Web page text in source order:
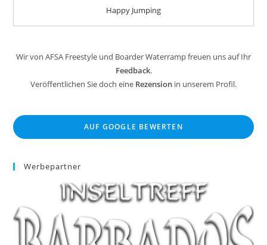
Happy Jumping
Wir von AFSA Freestyle und Boarder Waterramp freuen uns auf Ihr
Feedback.
Veröffentlichen Sie doch eine Rezension in unserem Profil.
AUF GOOGLE BEWERTEN
Werbepartner